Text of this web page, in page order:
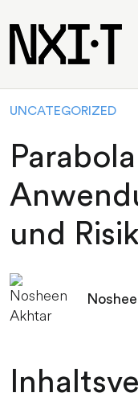
UNCATEGORIZED
und